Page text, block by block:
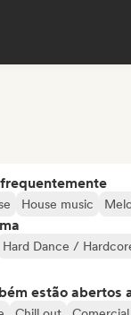
House music
Hard Dance /
estão abertos